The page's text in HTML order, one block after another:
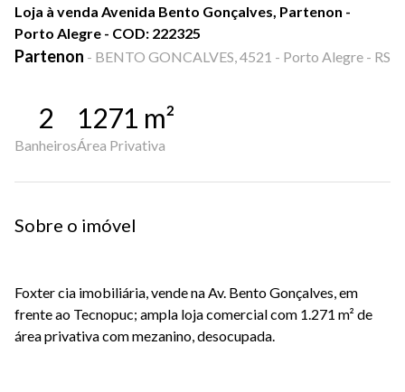
Loja à venda Avenida Bento Gonçalves, Partenon -
Porto Alegre - COD: 222325
Partenon - BENTO GONCALVES, 4521 - Porto Alegre - RS
2
Banheiros
1271 m²
Área Privativa
Sobre o imóvel
Foxter cia imobiliária, vende na Av. Bento Gonçalves, em
frente ao Tecnopuc; ampla loja comercial com 1.271 m² de
área privativa com mezanino, desocupada.